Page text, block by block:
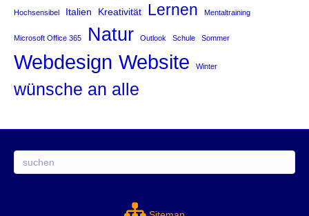
Hochsensibel Italien Kreativität Lernen Mentaltraining
Microsoft Office 365 Natur Outlook Schule Sommer
Webdesign Website Winter
wünsche an alle
Suchen